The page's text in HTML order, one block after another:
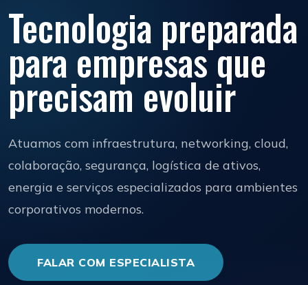
Tecnologia preparada
para empresas que
precisam evoluir
Atuamos com infraestrutura, networking, cloud,
colaboração, segurança, logística de ativos,
energia e serviços especializados para ambientes
corporativos modernos.
FALAR COM ESPECIALISTA